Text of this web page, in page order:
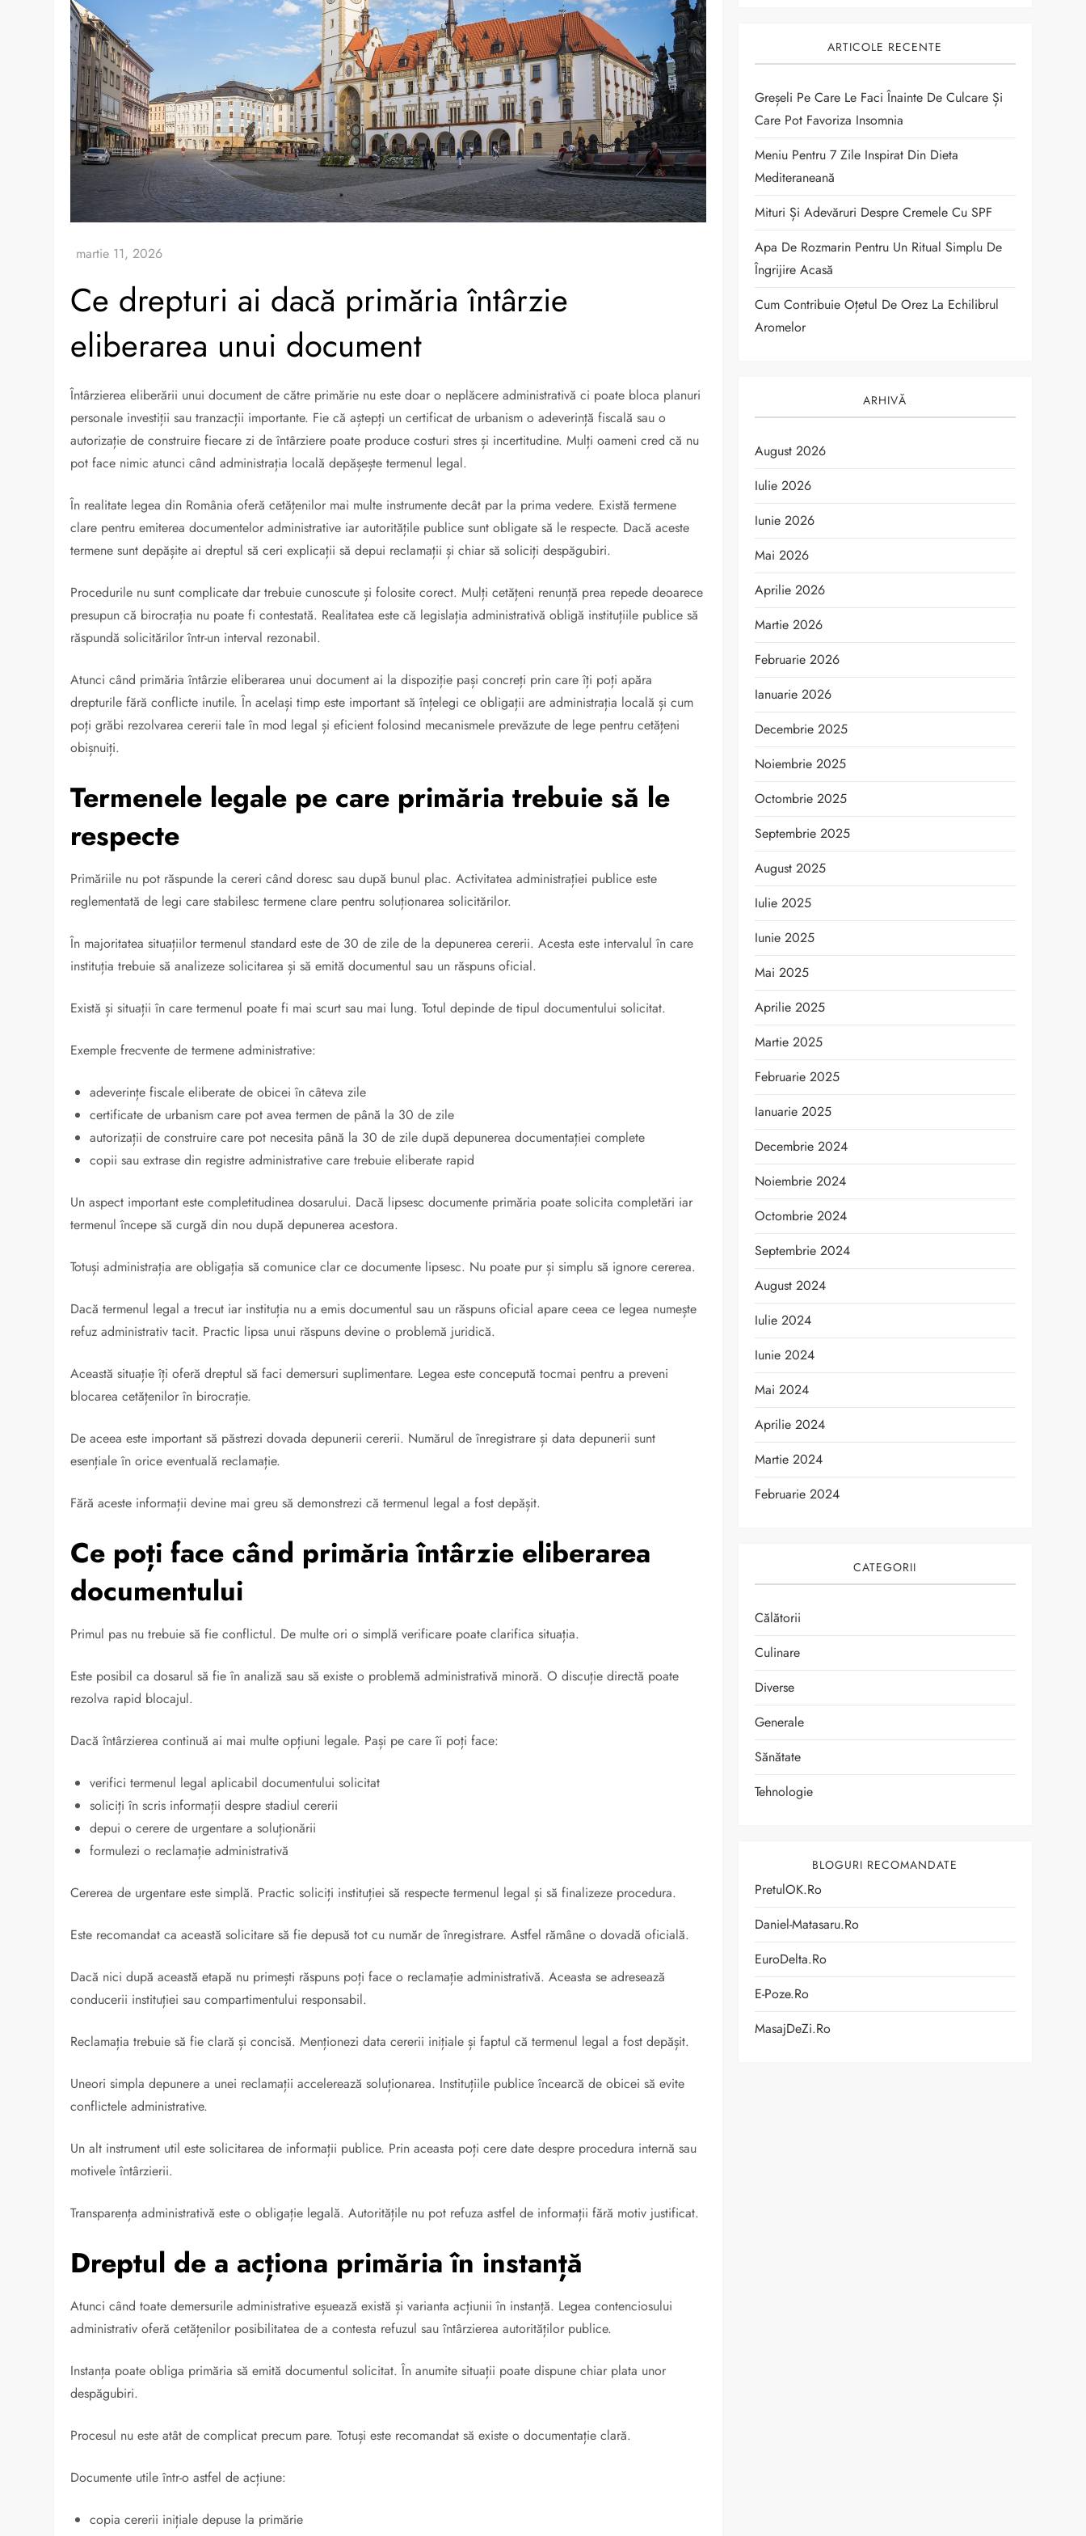
Ce drepturi ai dacă primăria întârzie
eliberarea unui document
Întârzierea eliberării unui document de către primărie nu este doar o neplăcere administrativă ci poate bloca planuri
personale investiții sau tranzacții importante. Fie că aștepți un certificat de urbanism o adeverință fiscală sau o
autorizație de construire fiecare zi de întârziere poate produce costuri stres și incertitudine. Mulți oameni cred că nu
pot face nimic atunci când administrația locală depășește termenul legal.
În realitate legea din România oferă cetățenilor mai multe instrumente decât par la prima vedere. Există termene
clare pentru emiterea documentelor administrative iar autoritățile publice sunt obligate să le respecte. Dacă aceste
termene sunt depășite ai dreptul să ceri explicații să depui reclamații și chiar să soliciți despăgubiri.
Procedurile nu sunt complicate dar trebuie cunoscute și folosite corect. Mulți cetățeni renunță prea repede deoarece
presupun că birocrația nu poate fi contestată. Realitatea este că legislația administrativă obligă instituțiile publice să
răspundă solicitărilor într-un interval rezonabil.
Atunci când primăria întârzie eliberarea unui document ai la dispoziție pași concreți prin care îți poți apăra
drepturile fără conflicte inutile. În același timp este important să înțelegi ce obligații are administrația locală și cum
poți grăbi rezolvarea cererii tale în mod legal și eficient folosind mecanismele prevăzute de lege pentru cetățeni
obișnuiți.
Termenele legale pe care primăria trebuie să le
respecte
Primăriile nu pot răspunde la cereri când doresc sau după bunul plac. Activitatea administrației publice este
reglementată de legi care stabilesc termene clare pentru soluționarea solicitărilor.
În majoritatea situațiilor termenul standard este de 30 de zile de la depunerea cererii. Acesta este intervalul în care
instituția trebuie să analizeze solicitarea și să emită documentul sau un răspuns oficial.
Există și situații în care termenul poate fi mai scurt sau mai lung. Totul depinde de tipul documentului solicitat.
Exemple frecvente de termene administrative:
adeverințe fiscale eliberate de obicei în câteva zile
certificate de urbanism care pot avea termen de până la 30 de zile
autorizații de construire care pot necesita până la 30 de zile după depunerea documentației complete
copii sau extrase din registre administrative care trebuie eliberate rapid
Un aspect important este completitudinea dosarului. Dacă lipsesc documente primăria poate solicita completări iar
termenul începe să curgă din nou după depunerea acestora.
Totuși administrația are obligația să comunice clar ce documente lipsesc. Nu poate pur și simplu să ignore cererea.
Dacă termenul legal a trecut iar instituția nu a emis documentul sau un răspuns oficial apare ceea ce legea numește
refuz administrativ tacit. Practic lipsa unui răspuns devine o problemă juridică.
Această situație îți oferă dreptul să faci demersuri suplimentare. Legea este concepută tocmai pentru a preveni
blocarea cetățenilor în birocrație.
De aceea este important să păstrezi dovada depunerii cererii. Numărul de înregistrare și data depunerii sunt
esențiale în orice eventuală reclamație.
Fără aceste informații devine mai greu să demonstrezi că termenul legal a fost depășit.
Ce poți face când primăria întârzie eliberarea
documentului
Primul pas nu trebuie să fie conflictul. De multe ori o simplă verificare poate clarifica situația.
Este posibil ca dosarul să fie în analiză sau să existe o problemă administrativă minoră. O discuție directă poate
rezolva rapid blocajul.
Dacă întârzierea continuă ai mai multe opțiuni legale. Pași pe care îi poți face:
verifici termenul legal aplicabil documentului solicitat
soliciți în scris informații despre stadiul cererii
depui o cerere de urgentare a soluționării
formulezi o reclamație administrativă
Cererea de urgentare este simplă. Practic soliciți instituției să respecte termenul legal și să finalizeze procedura.
Este recomandat ca această solicitare să fie depusă tot cu număr de înregistrare. Astfel rămâne o dovadă oficială.
Dacă nici după această etapă nu primești răspuns poți face o reclamație administrativă. Aceasta se adresează
conducerii instituției sau compartimentului responsabil.
Reclamația trebuie să fie clară și concisă. Menționezi data cererii inițiale și faptul că termenul legal a fost depășit.
Uneori simpla depunere a unei reclamații accelerează soluționarea. Instituțiile publice încearcă de obicei să evite
conflictele administrative.
Un alt instrument util este solicitarea de informații publice. Prin aceasta poți cere date despre procedura internă sau
motivele întârzierii.
Transparența administrativă este o obligație legală. Autoritățile nu pot refuza astfel de informații fără motiv justificat.
Dreptul de a acționa primăria în instanță
Atunci când toate demersurile administrative eșuează există și varianta acțiunii în instanță. Legea contenciosului
administrativ oferă cetățenilor posibilitatea de a contesta refuzul sau întârzierea autorităților publice.
Instanța poate obliga primăria să emită documentul solicitat. În anumite situații poate dispune chiar plata unor
despăgubiri.
Procesul nu este atât de complicat precum pare. Totuși este recomandat să existe o documentație clară.
Documente utile într-o astfel de acțiune:
copia cererii inițiale depuse la primărie
ARTICOLE RECENTE
Greșeli Pe Care Le Faci Înainte De Culcare Și
Care Pot Favoriza Insomnia
Meniu Pentru 7 Zile Inspirat Din Dieta
Mediteraneană
Mituri Și Adevăruri Despre Cremele Cu SPF
Apa De Rozmarin Pentru Un Ritual Simplu De
Îngrijire Acasă
Cum Contribuie Oțetul De Orez La Echilibrul
Aromelor
ARHIVĂ
August 2026
Iulie 2026
Iunie 2026
Mai 2026
Aprilie 2026
Martie 2026
Februarie 2026
Ianuarie 2026
Decembrie 2025
Noiembrie 2025
Octombrie 2025
Septembrie 2025
August 2025
Iulie 2025
Iunie 2025
Mai 2025
Aprilie 2025
Martie 2025
Februarie 2025
Ianuarie 2025
Decembrie 2024
Noiembrie 2024
Octombrie 2024
Septembrie 2024
August 2024
Iulie 2024
Iunie 2024
Mai 2024
Aprilie 2024
Martie 2024
Februarie 2024
CATEGORII
Călătorii
Culinare
Diverse
Generale
Sănătate
Tehnologie
BLOGURI RECOMANDATE
PretulOK.ro
Daniel-Matasaru.ro
EuroDelta.ro
E-Poze.ro
MasajDeZi.ro